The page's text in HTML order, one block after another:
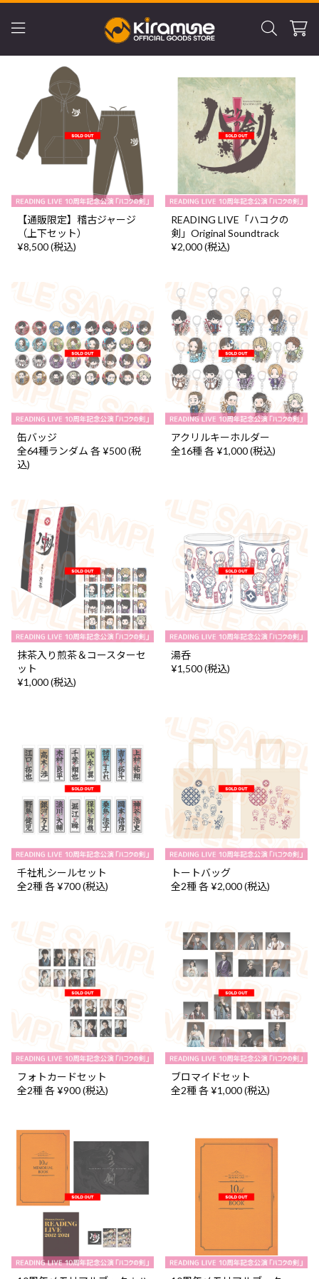
【通販限定】稽古ジャージ
（上下セット）
¥8,500 (税込)
READING LIVE「ハコクの
剣」Original Soundtrack
¥2,000 (税込)
缶バッジ
全64種ランダム 各 ¥500 (税
込)
アクリルキーホルダー
全16種 各 ¥1,000 (税込)
抹茶入り煎茶＆コースターセ
ット
¥1,000 (税込)
湯呑
¥1,500 (税込)
千社札シールセット
全2種 各 ¥700 (税込)
トートバッグ
全2種 各 ¥2,000 (税込)
フォトカードセット
全2種 各 ¥900 (税込)
ブロマイドセット
全2種 各 ¥1,000 (税込)